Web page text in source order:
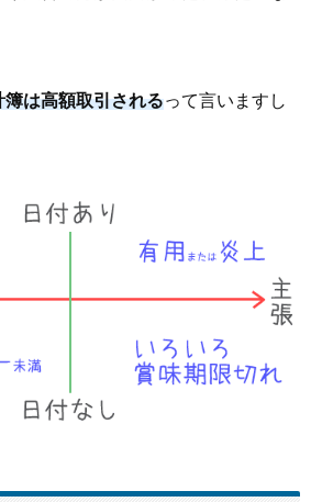
は高額取引されるって言いますし